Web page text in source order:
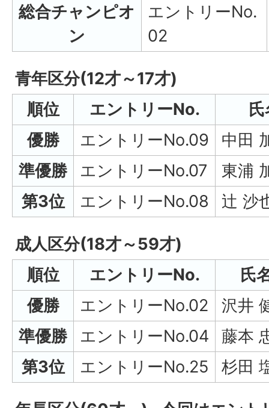
総合チャンピオ
ン
エントリーNo.
02
青年区分(12才～17才)
順位
エントリーNo.
氏
優勝
エントリーNo.09
中田
準優勝
エントリーNo.07
東浦
第3位
エントリーNo.08 辻 沙
成人区分(18才～59才)
順位
エントリーNo.
氏
優勝
エントリーNo.02
沢井
準優勝
エントリーNo.04
藤本
第3位
エントリーNo.25 杉田